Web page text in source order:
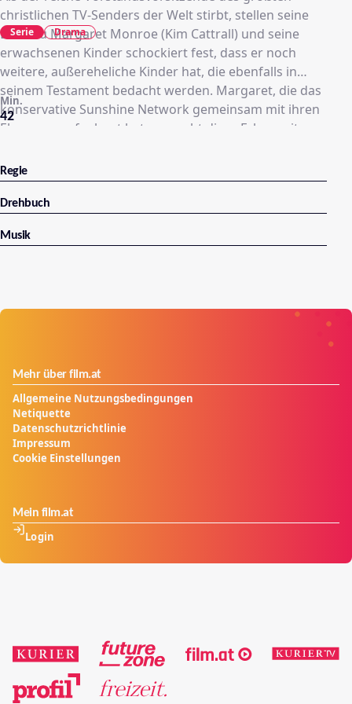
anderem mit Dylan McDermott, Camryn Manheim,
Steve Harris und Michael Badalucco besetzt. "Practice
– Die Anwälte" wurde mit drei Golden Globes und 15
Emmys ausgezeichnet.
christlichen TV-Senders der Welt stirbt, stellen seine
Ehefrau Margaret Monroe (Kim Cattrall) und seine
erwachsenen Kinder schockiert fest, dass er noch
weitere, außereheliche Kinder hat, die ebenfalls in
seinem Testament bedacht werden. Margaret, die das
konservative Sunshine Network gemeinsam mit ihren
Ehemann aufgebaut hat, versucht diese Erben mit
bestehen darauf, fortan Teil des Familienimperiums zu
sein.
42
Min.
Serie Drama
Regie
Drehbuch
Musik
Mehr über film.at
Allgemeine Nutzungsbedingungen
Netiquette
Datenschutzrichtlinie
Impressum
Cookie Einstellungen
Mein film.at
Login